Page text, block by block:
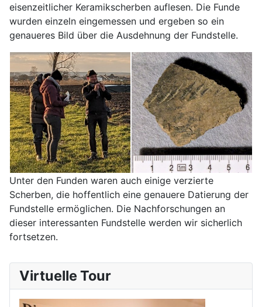
eisenzeitlicher Keramikscherben auflesen. Die Funde
wurden einzeln eingemessen und ergeben so ein
genaueres Bild über die Ausdehnung der Fundstelle.
Unter den Funden waren auch einige verzierte
Scherben, die hoffentlich eine genauere Datierung der
Fundstelle ermöglichen. Die Nachforschungen an
dieser interessanten Fundstelle werden wir sicherlich
fortsetzen.
Virtuelle Tour